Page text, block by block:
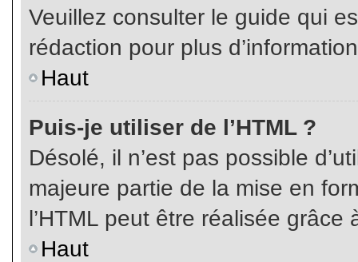
Veuillez consulter le guide qui
rédaction pour plus
Haut
Puis-je utiliser de l’HTML ?
Désolé, il n’est pas possible
majeure partie de la mise en
l’HTML peut être réalisée grâce
Haut